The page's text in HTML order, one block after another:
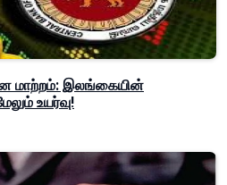
மாற்றம்: இலங்கையின்
உயர்வு!